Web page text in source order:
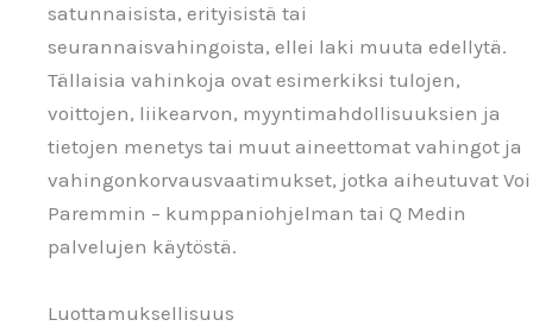
satunnaisista, erityisistä tai
seurannaisvahingoista, ellei laki muuta edellytä.
Tällaisia vahinkoja ovat esimerkiksi tulojen,
voittojen, liikearvon, myyntimahdollisuuksien ja
tietojen menetys tai muut aineettomat vahingot ja
vahingonkorvausvaatimukset, jotka aiheutuvat Voi
Paremmin – kumppaniohjelman tai Q Medin
palvelujen käytöstä.
Luottamuksellisuus